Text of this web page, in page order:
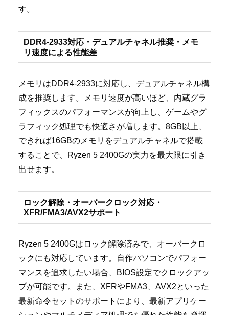
す。
DDR4-2933対応・デュアルチャネル推奨・メモ
リ速度による性能差
メモリはDDR4-2933に対応し、デュアルチャネル構
成を推奨します。メモリ速度が高いほど、内蔵グラ
フィックスのパフォーマンスが向上し、ゲームやグ
ラフィック処理でも快適さが増します。8GB以上、
できれば16GBのメモリをデュアルチャネルで搭載
することで、Ryzen 5 2400Gの実力を最大限に引き
出せます。
ロック解除・オーバークロック対応・
XFR/FMA3/AVX2サポート
Ryzen 5 2400Gはロック解除済みで、オーバークロ
ックにも対応しています。自作パソコンでパフォー
マンスを追求したい場合、BIOS設定でクロックアッ
プが可能です。また、XFRやFMA3、AVX2といった
最新命令セットのサポートにより、最新アプリケー